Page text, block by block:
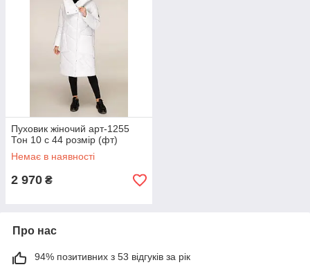
Пуховик жіночий арт-1255
Тон 10 с 44 розмір (фт)
Немає в наявності
2 970 ₴
Про нас
94% позитивних з 53 відгуків за рік